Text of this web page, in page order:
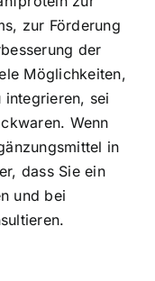
zur Förderung
der
Möglichkeiten,
sei
Wenn
in
dass Sie ein
und bei